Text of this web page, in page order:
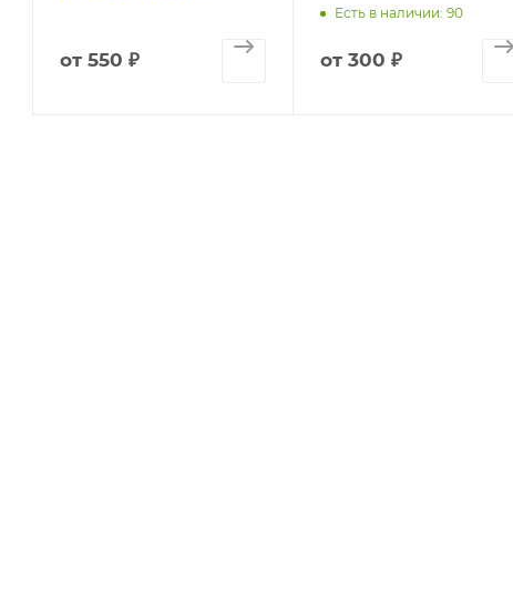
от 550 ₽
Есть в наличии: 90
от 300 ₽